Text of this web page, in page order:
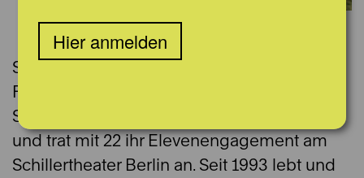
© Thomas Rabsch
Susanne-Marie Wrage wurde 1965 in
Freiburg im Breisgau geboren. Ihr
Schauspielstudium absolvierte sie in Berlin
und trat mit 22 ihr Elevenengagement am
Schillertheater Berlin an. Seit 1993 lebt und
Hier anmelden